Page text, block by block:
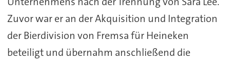
Zuvor war er an der Akquisition und Integration
der Bierdivision von Fremsa für Heineken
beteiligt und übernahm anschließend die